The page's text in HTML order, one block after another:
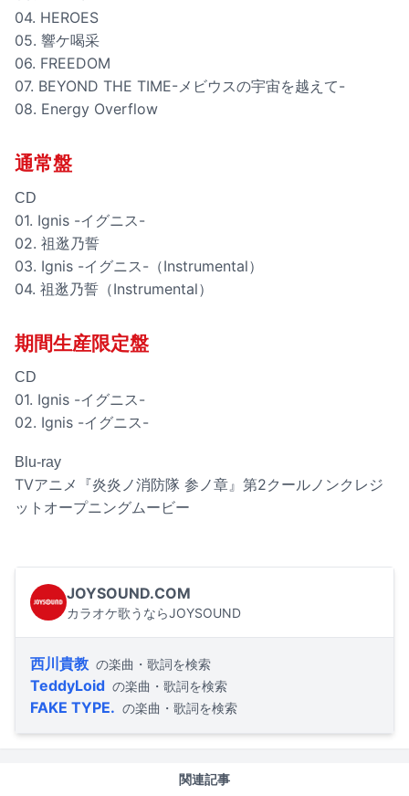
04. HEROES
05. 響ケ喝采
06. FREEDOM
07. BEYOND THE TIME-メビウスの宇宙を越えて-
08. Energy Overflow
通常盤
CD
01. Ignis -イグニス-
02. 祖逖乃誓
03. Ignis -イグニス-（Instrumental）
04. 祖逖乃誓（Instrumental）
期間生産限定盤
CD
01. Ignis -イグニス-
02. Ignis -イグニス-
Blu-ray
TVアニメ『炎炎ノ消防隊 参ノ章』第2クールノンクレジ
ットオープニングムービー
JOYSOUND.COM
カラオケ歌うならJOYSOUND
西川貴教 の楽曲・歌詞を検索
TeddyLoid の楽曲・歌詞を検索
FAKE TYPE. の楽曲・歌詞を検索
関連記事